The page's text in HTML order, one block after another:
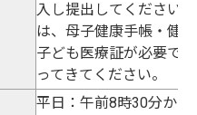
入し提出してください
は、母子健康手帳・健
子ども医療証が必要で
ってきてください。
平日：午前8時30分から